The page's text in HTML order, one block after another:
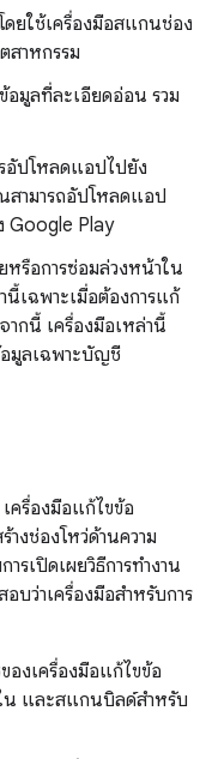
ยใช้เครื่องมือสแกนช่อง
สาหกรรม
อมูลที่ละเอียดอ่อน รวม
อัปโหลดแอปไปยัง
ามารถอัปโหลดแอป
Google Play
หรือการซ่อมล่วงหน้าใน
นี้เฉพาะเมื่อต้องการแก้
กนี้ เครื่องมือเหล่านี้
มูลเฉพาะบัญชี
ครื่องมือแก้ไขข้อ
งช่องโหว่ด้านความ
เปิดเผยวิธีการทำงาน
บว่าเครื่องมือสำหรับการ
งเครื่องมือแก้ไขข้อ
น และสแกนบิลด์สำหรับ